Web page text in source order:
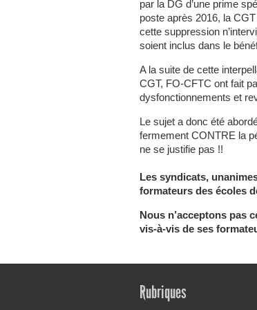
par la DG d’une prime
poste après 2016, la
cette suppression
soient inclus dans le
A la suite de cette
CGT, FO-CFTC ont fait
dysfonctionnements et
Le sujet a donc été
fermement CONTRE la
ne se justifie pas !!
Les syndicats,
formateurs des écoles
Nous n’acceptons pas
vis-à-vis de ses
Rubriques